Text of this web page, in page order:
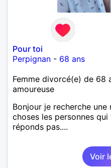
Pour toi
Perpignan - 68 ans
Femme divorcé(e) de 68
amoureuse
Bonjour je recherche une
choses les personnes
réponds pas....
Voir